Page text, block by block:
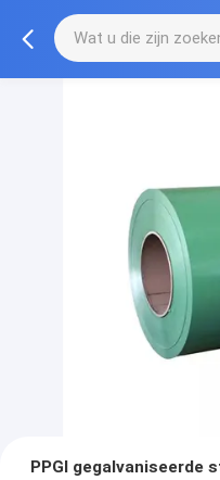
PPGI gegalvaniseerde